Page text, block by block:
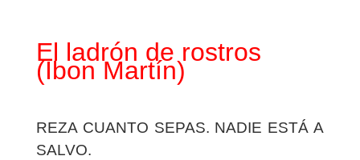
El ladrón de rostros
(Ibon Martín)
REZA CUANTO SEPAS. NADIE ESTÁ A
SALVO.